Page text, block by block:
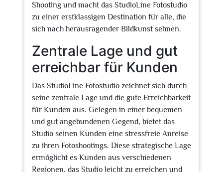
Shooting und macht das StudioLine Fotostudio
zu einer erstklassigen Destination für alle, die
sich nach herausragender Bildkunst sehnen.
Zentrale Lage und gut
erreichbar für Kunden
Das StudioLine Fotostudio zeichnet sich durch
seine zentrale Lage und die gute Erreichbarkeit
für Kunden aus. Gelegen in einer bequemen
und gut angebundenen Gegend, bietet das
Studio seinen Kunden eine stressfreie Anreise
zu ihren Fotoshootings. Diese strategische Lage
ermöglicht es Kunden aus verschiedenen
Regionen, das Studio leicht zu erreichen und